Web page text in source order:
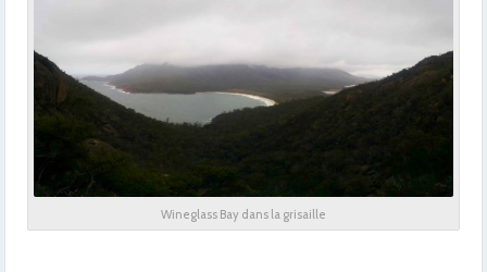
Wineglass Bay dans la grisaille